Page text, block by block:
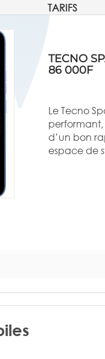
TARIFS
TECNO
86 000F
Le Tecno
performant,
d’un bon
espace de